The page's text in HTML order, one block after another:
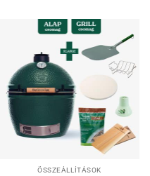
ÖSSZEÁLLÍTÁSOK